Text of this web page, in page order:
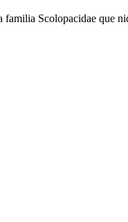
Scolopacidae que